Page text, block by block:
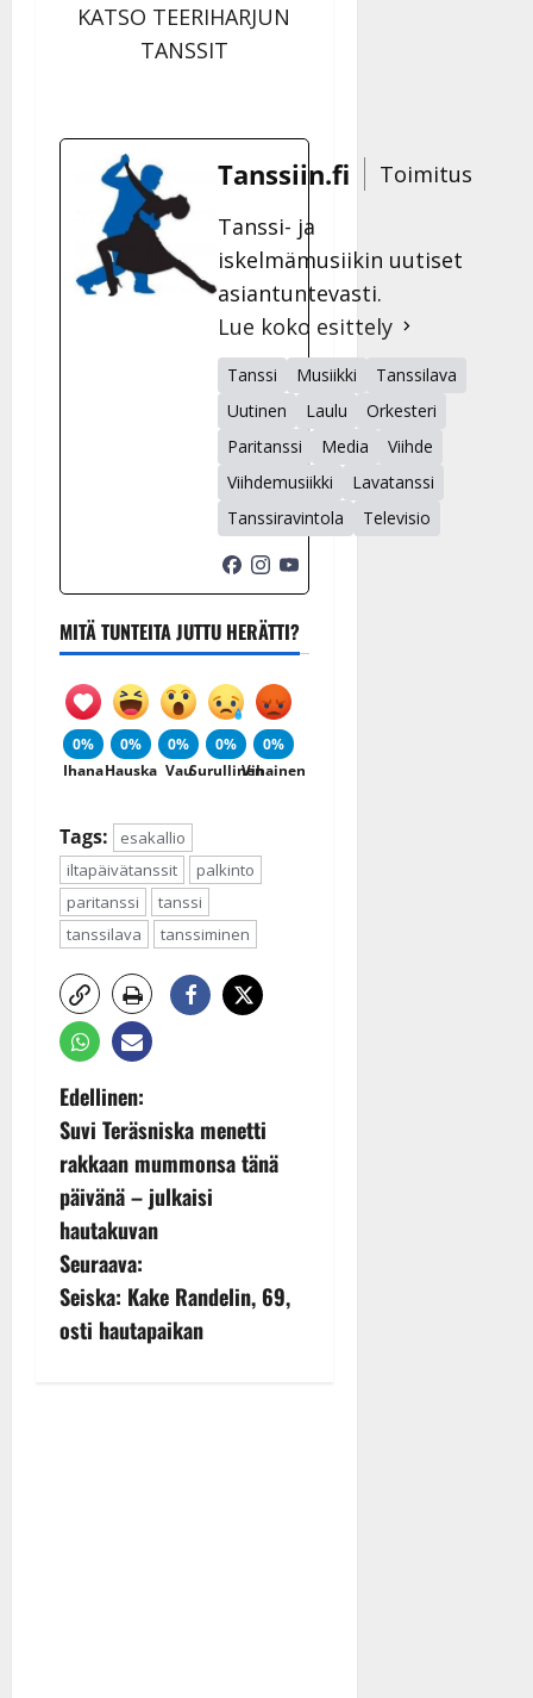
KATSO TEERIHARJUN
TANSSIT
Tanssiin.fi
Toimitus
Tanssi- ja
iskelmämusiikin uutiset
asiantuntevasti.
Lue koko esittely
Tanssi Musiikki
Tanssilava
Uutinen
Laulu
Orkesteri
Paritanssi
Media
Viihde
Viihdemusiikki
Lavatanssi
Tanssiravintola
Televisio
MITÄ TUNTEITA JUTTU HERÄTTI?
0%
Ihana
0%
Hauska
0%
Vau
0%
Surullinen
0%
Vihainen
Tags:
esakallio
iltapäivätanssit
palkinto
paritanssi
tanssi
tanssilava
tanssiminen
P
o
s
t
n
a
Edellinen:
Suvi Teräsniska menetti
rakkaan mummonsa tänä
päivänä – julkaisi
hautakuvan
Seuraava:
Seiska: Kake Randelin, 69,
osti hautapaikan